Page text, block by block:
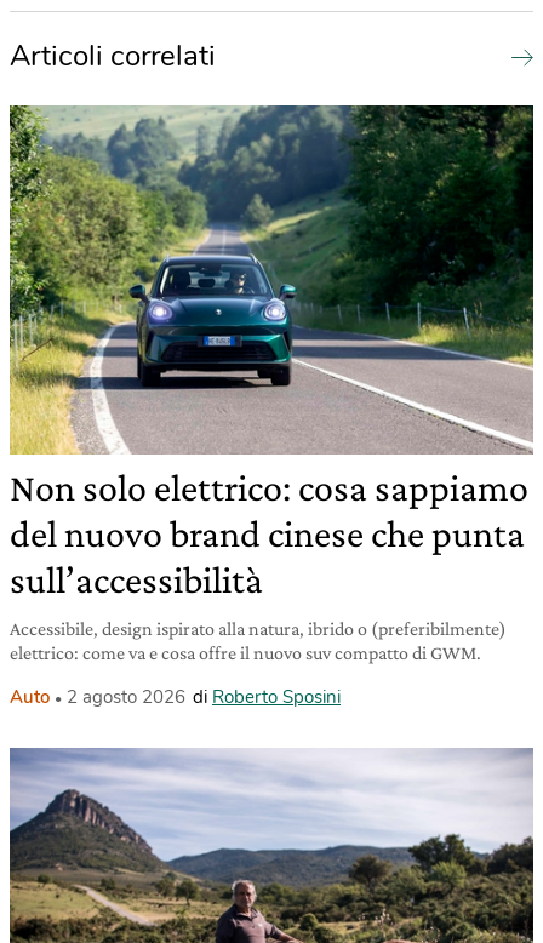
Articoli correlati
Non solo elettrico: cosa sappiamo
del nuovo brand cinese che punta
sull’accessibilità
Accessibile, design ispirato alla natura, ibrido o (preferibilmente)
elettrico: come va e cosa offre il nuovo suv compatto di GWM.
Auto 2 agosto 2026 di Roberto Sposini